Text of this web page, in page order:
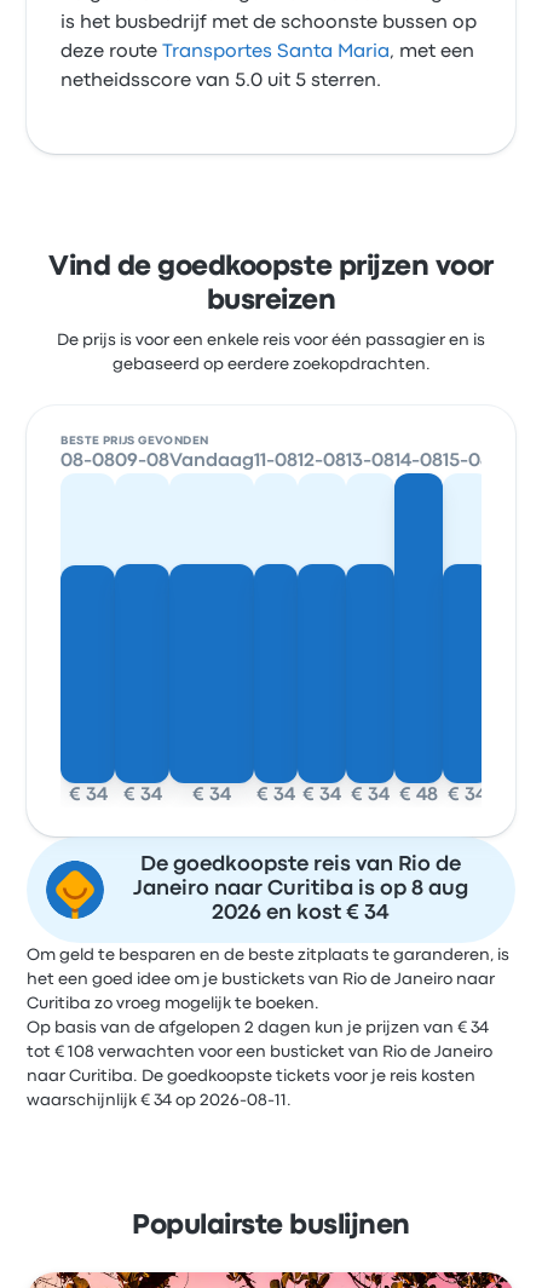
is het busbedrijf met de schoonste bussen op
deze route
Transportes Santa Maria, met een
netheidsscore van 5.0 uit 5 sterren.
Vind de goedkoopste prijzen voor
busreizen
De prijs is voor een enkele reis voor één passagier en is
gebaseerd op eerdere zoekopdrachten.
BESTE PRIJS GEVONDEN
08-08
€ 34
09-08
€ 34
Vandaag
€ 34
11-08
€ 34
12-08
€ 34
13-08
€ 34
14-08
€ 48
15-08
€ 34
De goedkoopste reis van Rio de
Janeiro naar Curitiba is op 8 aug
2026 en kost € 34
Om geld te besparen en de beste zitplaats te garanderen, is
het een goed idee om je bustickets van Rio de Janeiro naar
Curitiba zo vroeg mogelijk te boeken.
Op basis van de afgelopen 2 dagen kun je prijzen van € 34
tot € 108 verwachten voor een busticket van Rio de Janeiro
naar Curitiba. De goedkoopste tickets voor je reis kosten
waarschijnlijk € 34 op 2026-08-11.
Populairste buslijnen